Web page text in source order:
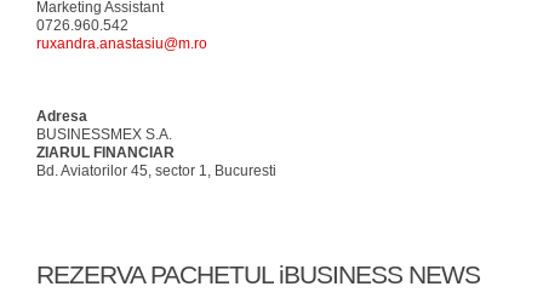
Marketing Assistant
0726.960.542
ruxandra.anastasiu@m.ro
Adresa
BUSINESSMEX S.A.
ZIARUL FINANCIAR
Bd. Aviatorilor 45, sector 1, Bucuresti
REZERVA PACHETUL iBUSINESS NEWS